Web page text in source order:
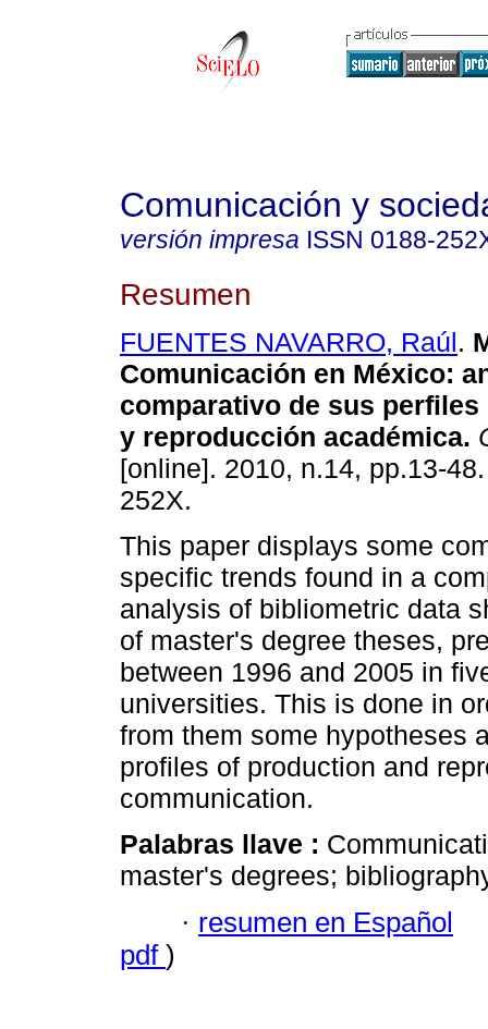
Comunicación y
versión impresa ISSN 0188-
Resumen
FUENTES NAVARRO, Raúl.
Comunicación en México:
comparativo de sus
y reproducción académica.
[online]. 2010, n.14, pp.13-
252X.
This paper displays some
specific trends found in a
analysis of bibliometric data
of master's degree theses,
between 1996 and 2005 in
universities. This is done in
from them some hypotheses
profiles of production and
communication.
Palabras llave :
master's degrees;
· resumen en Español
pdf )